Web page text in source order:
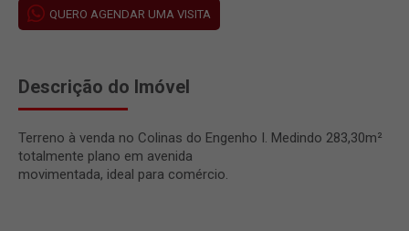
QUERO AGENDAR UMA VISITA
Descrição do Imóvel
Terreno à venda no Colinas do Engenho I. Medindo 283,30m²
totalmente plano em avenida
movimentada, ideal para comércio.